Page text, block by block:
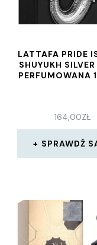
LATTAFA PRIDE
SHUYUKH
PERFUMOWANA
164,00ZŁ
SPRAWDŹ